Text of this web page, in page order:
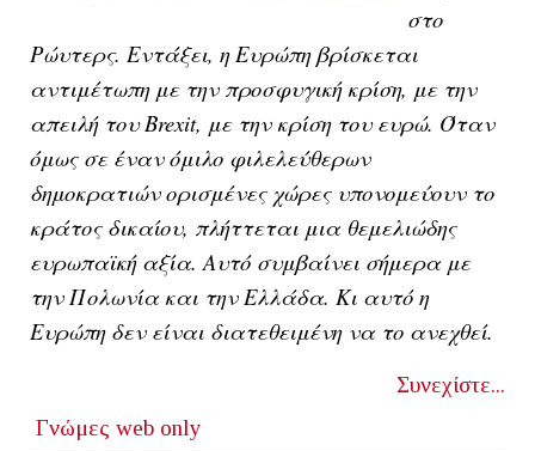
στο
Ρώυτερς. Εντάξει, η Ευρώπη βρίσκεται
αντιμέτωπη με την προσφυγική κρίση, με την
απειλή του Brexit, με την κρίση του ευρώ. Όταν
όμως σε έναν όμιλο φιλελεύθερων
δημοκρατιών ορισμένες χώρες υπονομεύουν το
κράτος δικαίου, πλήττεται μια θεμελιώδης
ευρωπαϊκή αξία. Αυτό συμβαίνει σήμερα με
την Πολωνία και την Ελλάδα. Κι αυτό η
Ευρώπη δεν είναι διατεθειμένη να το ανεχθεί.
Συνεχίστε...
Γνώμες web only